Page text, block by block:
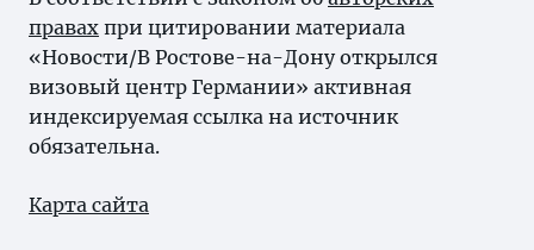
правах при цитировании материала
«Новости/В Ростове-на-Дону открылся
визовый центр Германии» активная
индексируемая ссылка на источник
обязательна.
Карта сайта